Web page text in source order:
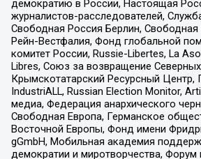
демократию в России, Настоящая
журналистов-расследователей,
Свободная Россия Берлин,
Рейн-Вестфалия, Фонд глобальной
комитет России, Russie-Libertes, La
Libres, Союз за возвращение Северных
Крымскотатарский Ресурсный Центр,
IndustriALL, Russian Election Monitor,
медиа, Федерация анархического
Свободная Европа, Германское
Восточной Европы, Фонд имени
gGmbH, Мобильная академия
демократии и миротворчества, Форум